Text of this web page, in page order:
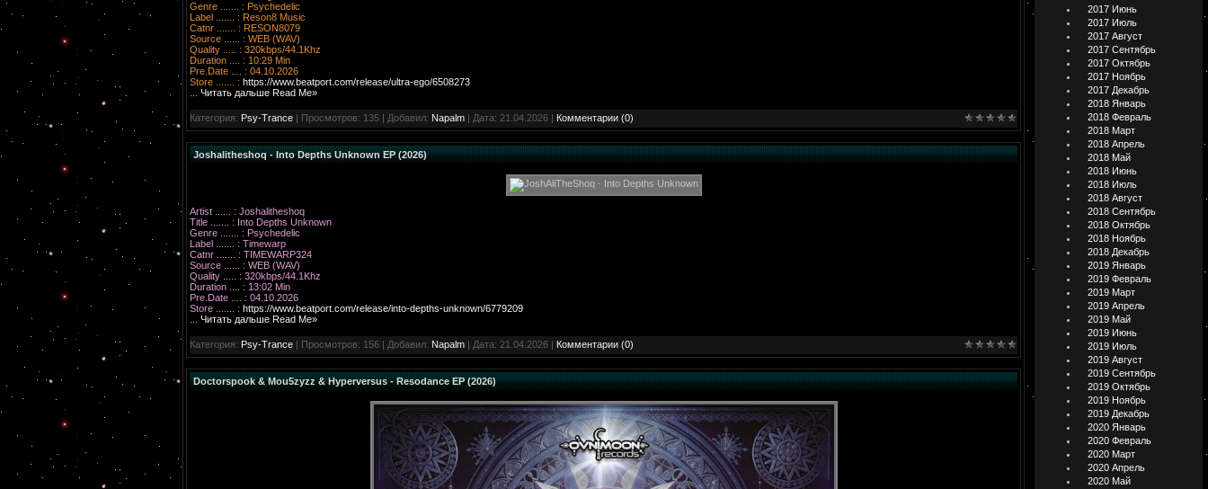
Genre ....... : Psychedelic
Label ....... : Reson8 Music
Catnr ....... : RESON8079
Source ...... : WEB (WAV)
Quality ..... : 320kbps/44.1Khz
Duration .... : 10:29 Min
Pre.Date .... : 04.10.2026
Store ....... : https://www.beatport.com/release/ultra-ego/6508273
Читать дальше Read Me»
Категория: Psy-Trance | Просмотров: 135 | Добавил: Napalm | Дата: 21.04.2026 | Комментарии (0)
Joshalitheshoq - Into Depths Unknown EP (2026)
Artist ...... : Joshalitheshoq
Title ....... : Into Depths Unknown
Genre ....... : Psychedelic
Label ....... : Timewarp
Catnr ....... : TIMEWARP324
Source ...... : WEB (WAV)
Quality ..... : 320kbps/44.1Khz
Duration .... : 13:02 Min
Pre.Date .... : 04.10.2026
Store ....... : https://www.beatport.com/release/into-depths-unknown/6779209
Читать дальше Read Me»
Категория: Psy-Trance | Просмотров: 156 | Добавил: Napalm | Дата: 21.04.2026 | Комментарии (0)
Doctorspook & Mou5zyzz & Hyperversus - Resodance EP (2026)
2017 Июнь
2017 Июль
2017 Август
2017 Сентябрь
2017 Октябрь
2017 Ноябрь
2017 Декабрь
2018 Январь
2018 Февраль
2018 Март
2018 Апрель
2018 Май
2018 Июнь
2018 Июль
2018 Август
2018 Сентябрь
2018 Октябрь
2018 Ноябрь
2018 Декабрь
2019 Январь
2019 Февраль
2019 Март
2019 Апрель
2019 Май
2019 Июнь
2019 Июль
2019 Август
2019 Сентябрь
2019 Октябрь
2019 Ноябрь
2019 Декабрь
2020 Январь
2020 Февраль
2020 Март
2020 Апрель
2020 Май